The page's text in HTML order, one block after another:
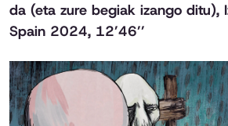
da (eta zure begiak izango ditu),
Spain 2024, 12’46’’